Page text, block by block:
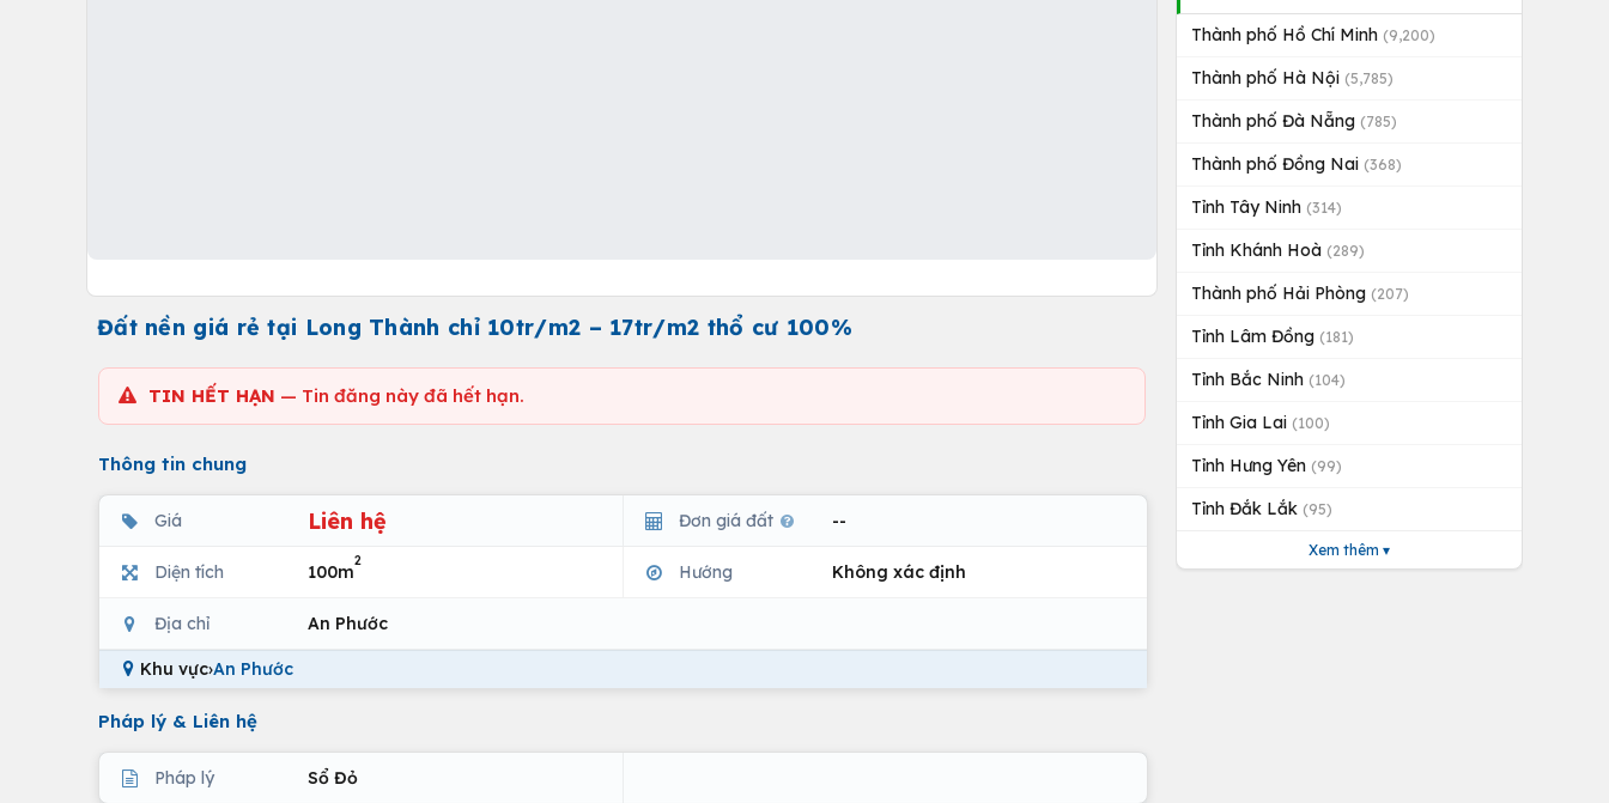
Đất nền giá rẻ tại Long Thành chỉ 10tr/m2 – 17tr/m2 thổ cư 100%
TIN HẾT HẠN — Tin đăng này đã hết hạn.
Thông tin chung
Giá Liên hệ Đơn giá đất --
Diện tích 100m
2
Hướng Không xác định
Địa chỉ An Phước
Khu vực›An Phước
Pháp lý & Liên hệ
Pháp lý Sổ Đỏ
Thành phố Hồ Chí Minh (9,200)
Thành phố Hà Nội (5,785)
Thành phố Đà Nẵng (785)
Thành phố Đồng Nai (368)
Tỉnh Tây Ninh (314)
Tỉnh Khánh Hoà (289)
Thành phố Hải Phòng (207)
Tỉnh Lâm Đồng (181)
Tỉnh Bắc Ninh (104)
Tỉnh Gia Lai (100)
Tỉnh Hưng Yên (99)
Tỉnh Đắk Lắk (95)
Xem thêm ▾